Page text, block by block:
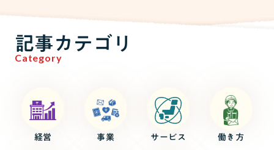
記事カテゴリ
Category
経営 事業 サービス 働き方